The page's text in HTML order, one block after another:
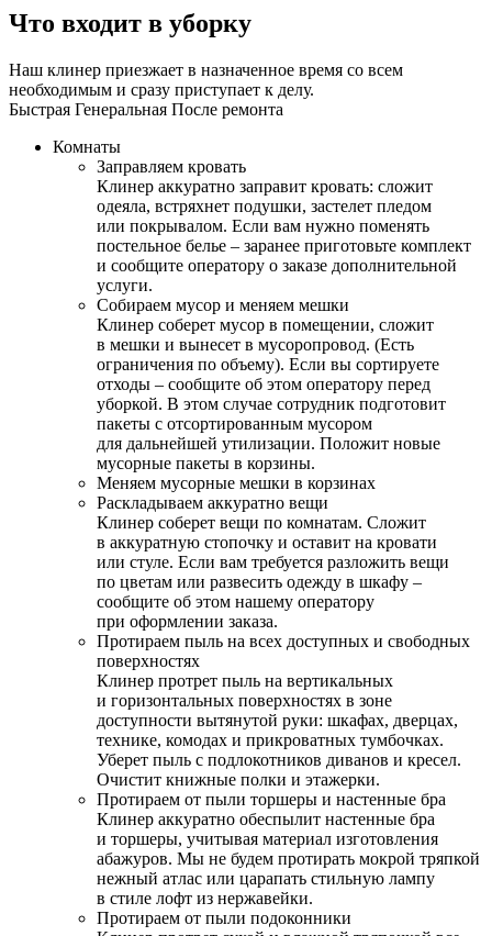
Что входит в уборку
Наш клинер приезжает в назначенное время со всем
необходимым и сразу приступает к делу.
Быстрая Генеральная После ремонта
Комнаты
Заправляем кровать
Клинер аккуратно заправит кровать: сложит
одеяла, встряхнет подушки, застелет пледом
или покрывалом. Если вам нужно поменять
постельное белье – заранее приготовьте комплект
и сообщите оператору о заказе дополнительной
услуги.
Собираем мусор и меняем мешки
Клинер соберет мусор в помещении, сложит
в мешки и вынесет в мусоропровод. (Есть
ограничения по объему). Если вы сортируете
отходы – сообщите об этом оператору перед
уборкой. В этом случае сотрудник подготовит
пакеты с отсортированным мусором
для дальнейшей утилизации. Положит новые
мусорные пакеты в корзины.
Меняем мусорные мешки в корзинах
Раскладываем аккуратно вещи
Клинер соберет вещи по комнатам. Сложит
в аккуратную стопочку и оставит на кровати
или стуле. Если вам требуется разложить вещи
по цветам или развесить одежду в шкафу –
сообщите об этом нашему оператору
при оформлении заказа.
Протираем пыль на всех доступных и свободных
поверхностях
Клинер протрет пыль на вертикальных
и горизонтальных поверхностях в зоне
доступности вытянутой руки: шкафах, дверцах,
технике, комодах и прикроватных тумбочках.
Уберет пыль с подлокотников диванов и кресел.
Очистит книжные полки и этажерки.
Протираем от пыли торшеры и настенные бра
Клинер аккуратно обеспылит настенные бра
и торшеры, учитывая материал изготовления
абажуров. Мы не будем протирать мокрой тряпкой
нежный атлас или царапать стильную лампу
в стиле лофт из нержавейки.
Протираем от пыли подоконники